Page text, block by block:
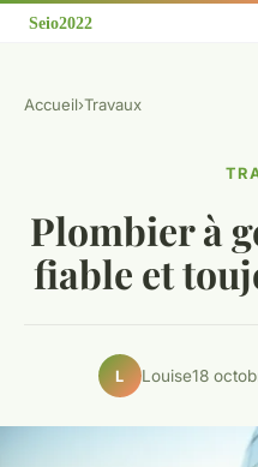
Accueil›Travaux
Plombier à
fiable et
L Louise18